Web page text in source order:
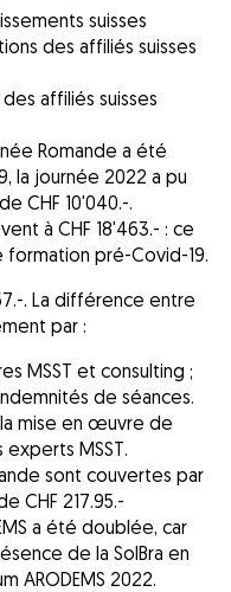
suisses
des affiliés suisses
affiliés suisses
Romande a été
la journée 2022 a pu
CHF 10'040.-.
à CHF 18'463.- : ce
pré-Covid-19.
. La différence entre
par :
MSST et consulting ;
de séances.
mise en œuvre de
experts MSST.
sont couvertes par
CHF 217.95.-
a été doublée, car
de la SolBra en
ARODEMS 2022.